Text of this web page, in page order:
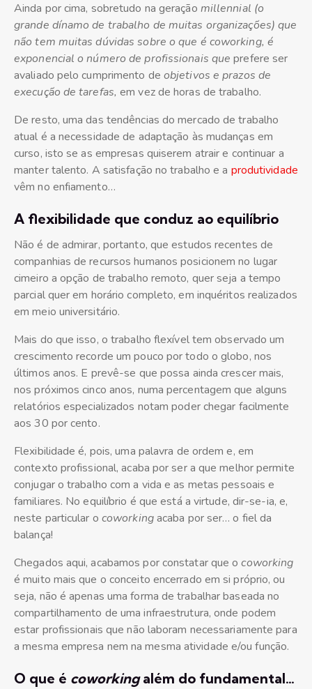
Ainda por cima, sobretudo na geração millennial (o
grande dínamo de trabalho de muitas organizações) que
não tem muitas dúvidas sobre o que é coworking, é
exponencial o número de profissionais que prefere ser
avaliado pelo cumprimento de objetivos eprazos de
execução de tarefas,em vez de horas de trabalho.
De resto, uma das tendências do mercado de trabalho
atual é a necessidade de adaptação às mudanças em
curso, isto se as empresas quiserem atrair e continuar a
manter talento. A satisfação no trabalho e a produtividade
vêm no enfiamento…
A flexibilidade que conduz ao equilíbrio
Não é de admirar, portanto, que estudos recentes de
companhias de recursos humanos posicionem no lugar
cimeiro a opção de trabalho remoto, quer seja a tempo
parcial quer em horário completo, em inquéritos realizados
em meio universitário.
Mais do que isso, o trabalho flexível tem observado um
crescimento recorde um pouco por todo o globo, nos
últimos anos. E prevê-se que possa ainda crescer mais,
nos próximos cinco anos, numa percentagem que alguns
relatórios especializados notam poder chegar facilmente
aos 30 por cento.
Flexibilidade é, pois, uma palavra de ordem e, em
contexto profissional, acaba por ser a que melhor permite
conjugar o trabalho com a vida e as metas pessoais e
familiares. No equilíbrio é que está a virtude, dir-se-ia, e,
neste particular o coworkingacaba por ser… o fiel da
balança!
Chegados aqui, acabamos por constatar que ocoworking
é muito mais que o conceito encerrado em si próprio, ou
seja, não é apenas uma forma de trabalhar baseada no
compartilhamento de uma infraestrutura, onde podem
estar profissionais que não laboram necessariamente para
a mesma empresa nem na mesma atividade e/ou função.
O que é coworkingalém do fundamental…